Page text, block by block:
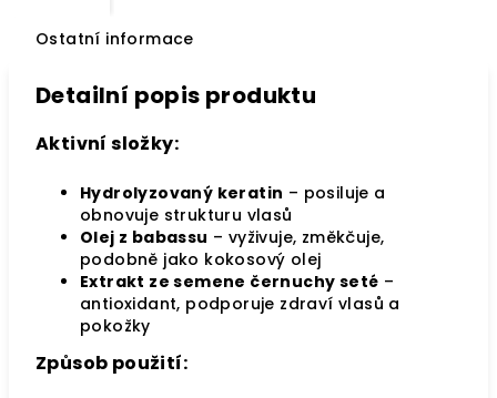
Ostatní informace
Detailní popis produktu
Aktivní složky:
Hydrolyzovaný keratin – posiluje a
obnovuje strukturu vlasů
Olej z babassu – vyživuje, změkčuje,
podobně jako kokosový olej
Extrakt ze semene černuchy seté –
antioxidant, podporuje zdraví vlasů a
pokožky
Způsob použití: